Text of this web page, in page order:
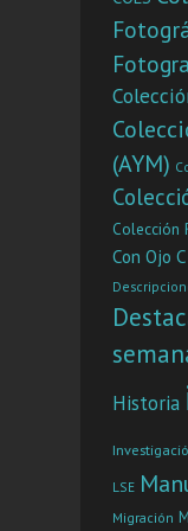
(AYM)
Colección
Con Ojo
Historia
LSE
Migración